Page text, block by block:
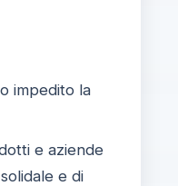
impedito la
e aziende
e di